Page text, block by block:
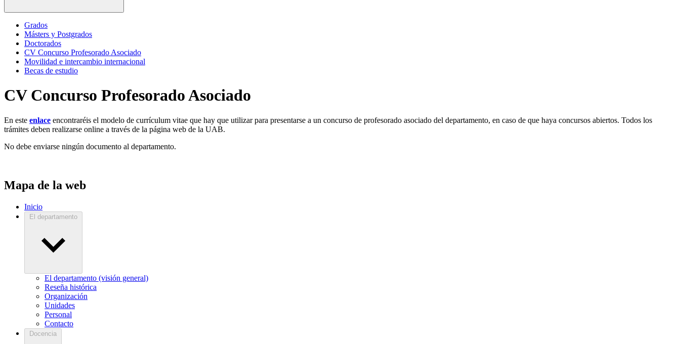
Grados
Másters y Postgrados
Doctorados
CV Concurso Profesorado Asociado
Movilidad e intercambio internacional
Becas de estudio
CV Concurso Profesorado Asociado
En este enlace encontraréis el modelo de currículum vitae que hay que utilizar para presentarse a un concurso de profesorado asociado del departamento, en caso de que haya concursos abiertos. Todos los
trámites deben realizarse online a través de la página web de la UAB.
No debe enviarse ningún documento al departamento.
Mapa de la web
Inicio
El departamento
El departamento (visión general)
Reseña histórica
Organización
Unidades
Personal
Contacto
Docencia